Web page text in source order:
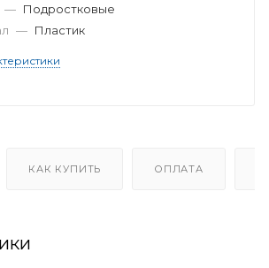
— Подростковые
— Пластик
КАК КУПИТЬ ОПЛАТА